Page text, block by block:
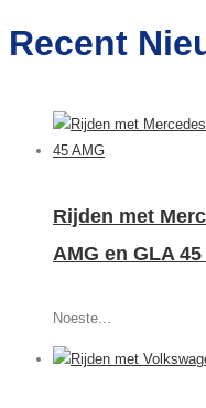
Recent
Rijden met
AMG en GLA 45
Noeste...